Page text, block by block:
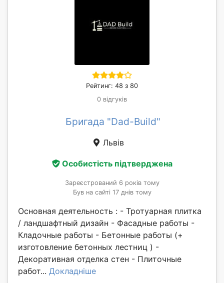
Рейтинг: 48 з 80
0 відгуків
Бригада "Dad-Build"
Львів
Особистість підтверджена
Зареєстрований 6 років тому
Був на сайті 17 днів тому
Основная деятельность : - Тротуарная плитка
/ ландшафтный дизайн - Фасадные работы -
Кладочные работы - Бетонные работы (+
изготовление бетонных лестниц ) -
Декоративная отделка стен - Плиточные
работ... Докладніше